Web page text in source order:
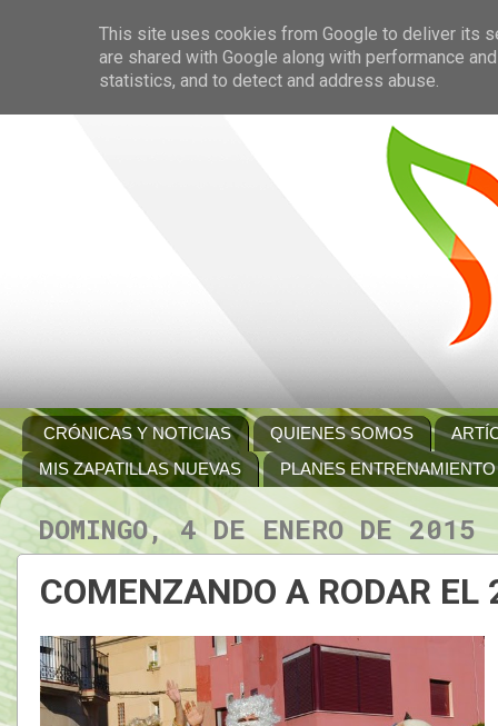
CRÓNICAS Y NOTICIAS QUIENES SOMOS
MIS ZAPATILLAS NUEVAS
PLANES ENTRENAMIENTO
DOMINGO, 4 DE ENERO DE 2015
COMENZANDO A RODAR EL
This site uses cookies from Google to deliver its
are shared with Google along with performance
statistics, and to detect and address abuse.